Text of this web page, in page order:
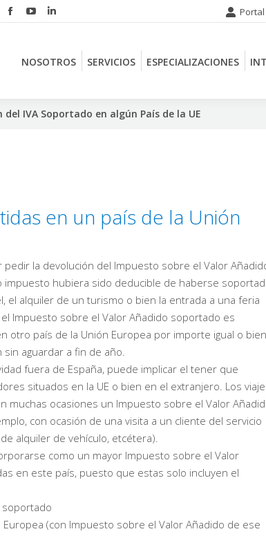
Facebook
opens
window
YouTube
opens
window
Linkedin
opens
window
NOSOTROS SERVICIOS ESPECIALIZACIONES
IVA Soportado en algún País de la UE
en un país de la Unión
la devolución del Impuesto sobre el Valor
hubiera sido deducible de haberse
el alquiler de un turismo o bien la entrada a una feria
Impuesto sobre el Valor Añadido soportado es
otro país de la Unión Europea por importe igual o bien
aguardar a fin de año.
fuera de España, puede implicar el tener que
situados en la UE o bien en el extranjero. Los
muchas ocasiones un Impuesto sobre el Valor
con ocasión de una visita a un cliente del servicio
alquiler de vehículo, etcétera).
como un mayor Impuesto sobre el Valor
en este país, puesto que estas solo incluyen el
soportado
(con Impuesto sobre el Valor Añadido de ese